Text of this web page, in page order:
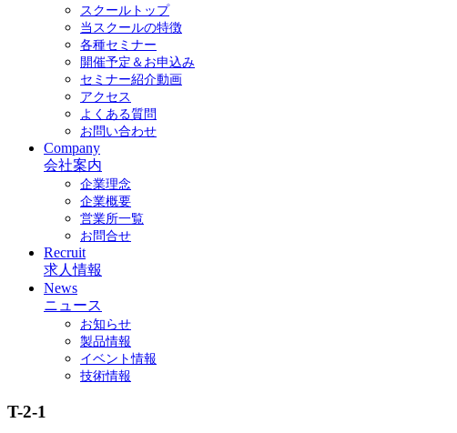
スクールトップ
当スクールの特徴
各種セミナー
開催予定＆お申込み
セミナー紹介動画
アクセス
よくある質問
お問い合わせ
Company
会社案内
企業理念
企業概要
営業所一覧
お問合せ
Recruit
求人情報
News
ニュース
お知らせ
製品情報
イベント情報
技術情報
T-2-1